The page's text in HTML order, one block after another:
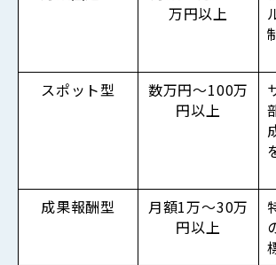
万円以上
スポット型
数万円～100万
円以上
成果報酬型
月額1万〜30万
円以上